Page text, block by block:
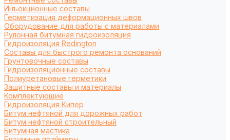
Инъекционные составы
Герметизация деформационных швов
Оборудование для работы с материалами
Рулонная битумная гидроизоляция
Гидроизоляция Redington
Составы для быстрого ремонта оснований
Грунтовочные составы
Гидроизоляционные составы
Полиуретановые герметики
Защитные составы и материалы
Комплектующие
Гидроизоляция Кипер
Битум нефтяной для дорожных работ
Битум нефтяной строительный
Битумная мастика